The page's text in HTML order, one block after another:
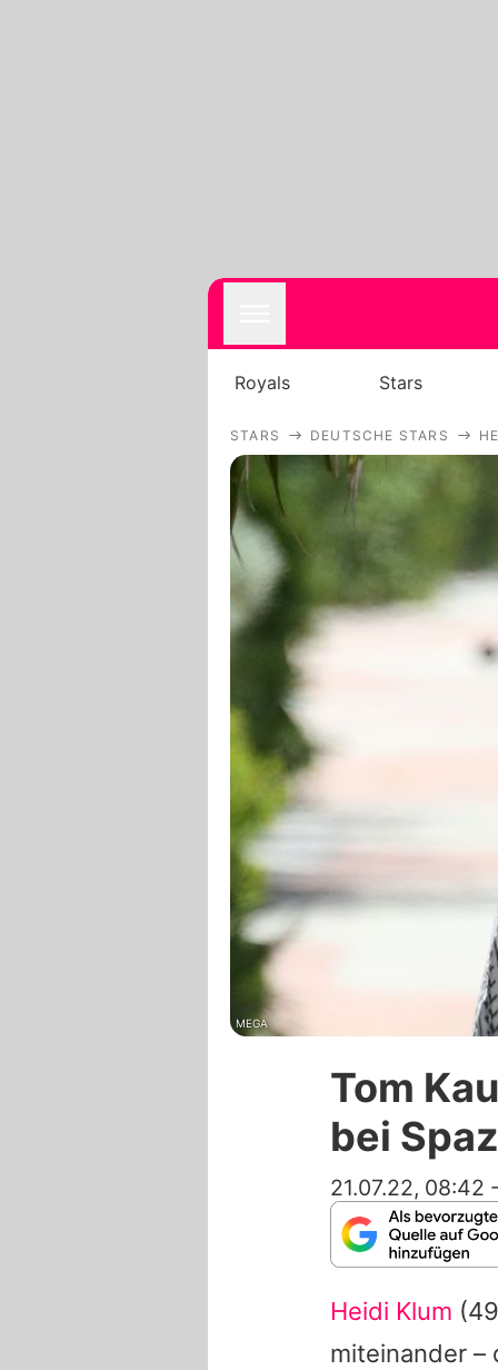
Royals Stars
STARS DEUTSCHE STARS
MEGA
Tom
bei
21.07.22, 08:42
Heidi Klum
miteinander –